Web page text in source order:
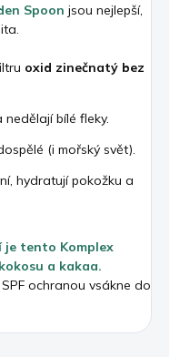
Spoon jsou nejlepší,
oxid zinečnatý bez
nedělají bílé fleky.
(i mořský svět).
hydratují pokožku a
je tento Komplex
a kakaa.
ochranou vsákne do